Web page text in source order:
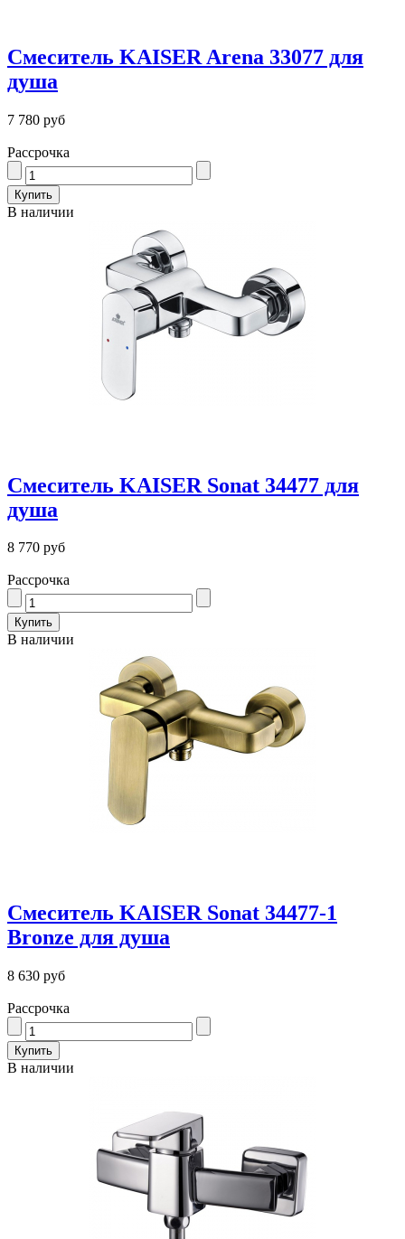
Смеситель KAISER Arena 33077 для
душа
7 780 руб
Рассрочка
В наличии
Смеситель KAISER Sonat 34477 для
душа
8 770 руб
Рассрочка
В наличии
Смеситель KAISER Sonat 34477-1
Bronze для душа
8 630 руб
Рассрочка
В наличии